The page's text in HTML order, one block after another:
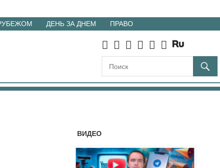
ДЕНЬ ЗА ДНЕМ ПРАВО
ВИДЕО